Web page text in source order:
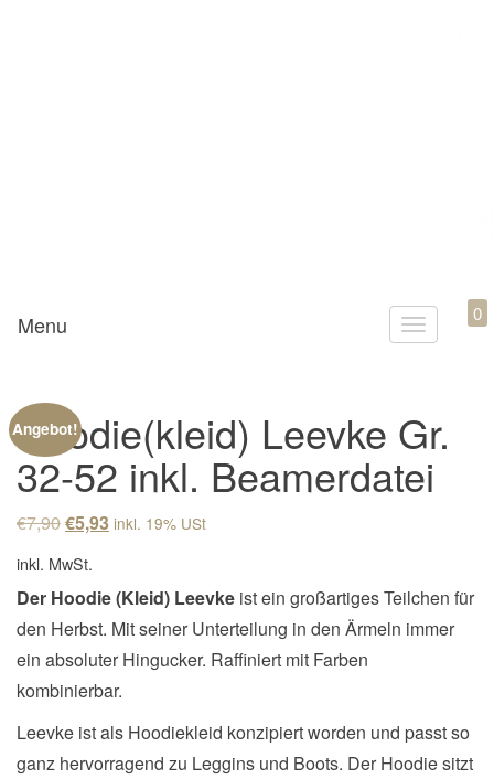
Mamili1910
T
g
l
e
i
g
i
o
Menu 0
Angebot!
Hoodie(kleid) Leevke Gr.
32-52 inkl. Beamerdatei
€7,90Ursprünglicher Preis war: €7,90
€5,93Aktueller Preis ist: €5,93.
inkl. 19% USt
inkl. MwSt.
Der Hoodie (Kleid) Leevke ist ein großartiges Teilchen für
den Herbst. Mit seiner Unterteilung in den Ärmeln immer
ein absoluter Hingucker. Raffiniert mit Farben
kombinierbar.
Leevke ist als Hoodiekleid konzipiert worden und passt so
ganz hervorragend zu Leggins und Boots. Der Hoodie sitzt